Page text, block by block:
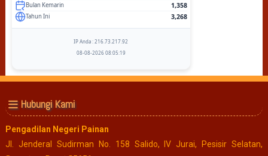
Bulan Kemarin 1,358
Tahun Ini 3,268
IP Anda : 216.73.217.92
08-08-2026 08:05:19
Hubungi Kami
Pengadilan Negeri Painan
Jl. Jenderal Sudirman No. 158 Salido, IV Jurai, Pesisir Selatan,